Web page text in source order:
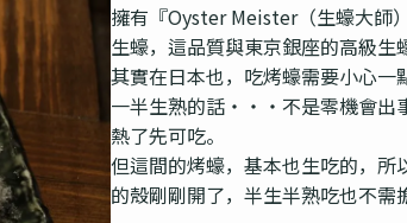
擁有『Oyster Meister（生蠔大師
生蠔，這品質與東京銀座的高級生
其實在日本也，吃烤蠔需要小心一
一半生熟的話・・・不是零機會出
熱了先可吃。
但這間的烤蠔，基本也生吃的，所
的殼剛剛開了，半生半熟吃也不需